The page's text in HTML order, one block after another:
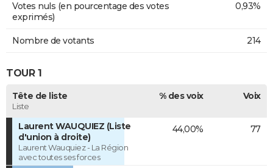
Votes nuls (en pourcentage des votes
exprimés)
0,93%
Nombre de votants 214
TOUR 1
Tête de liste
Liste
% des voix Voix
Laurent WAUQUIEZ (Liste
d'union à droite)
Laurent Wauquiez - La Région
avec toutes ses forces
44,00% 77